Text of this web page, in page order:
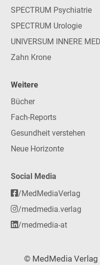
SPECTRUM Psychiatrie
SPECTRUM Urologie
UNIVERSUM INNERE
Zahn Krone
Weitere
Bücher
Fach-Reports
Gesundheit verstehen
Neue Horizonte
Social Media
/MedMediaVerlag
/medmedia.verlag
/medmedia-at
© MedMedia Verlag